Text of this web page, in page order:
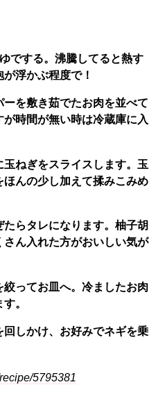
でする。 沸騰してると熱す
浮かぶ程度で！
を敷き茹でたお肉を並べて
時間が無い時は冷蔵庫に入
ねぎをスライスします。玉
んの少し加えて揉みこみめ
らタレになります。柚子胡
ん入れた方がおいしい気が
ってお皿へ。冷ましたお肉
。
しかけ、お好みでネギを乗
5795381